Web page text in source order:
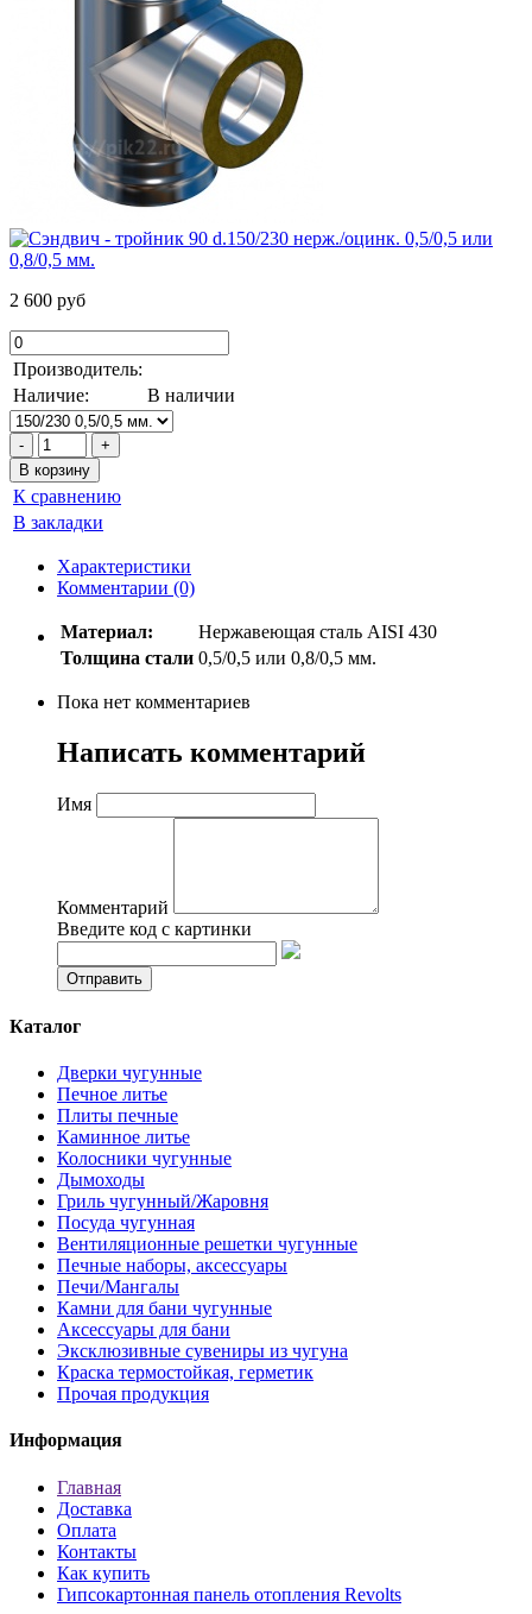
2 600 руб
Производитель:
Наличие:
В наличии
К сравнению
В закладки
Характеристики
Комментарии (0)
Материал:
Нержавеющая сталь AISI 430
Толщина стали 0,5/0,5 или 0,8/0,5 мм.
Пока нет комментариев
Написать комментарий
Имя
Комментарий
Введите код с картинки
Каталог
Дверки чугунные
Печное литье
Плиты печные
Каминное литье
Колосники чугунные
Дымоходы
Гриль чугунный/Жаровня
Посуда чугунная
Вентиляционные решетки чугунные
Печные наборы, аксессуары
Печи/Мангалы
Камни для бани чугунные
Аксессуары для бани
Эксклюзивные сувениры из чугуна
Краска термостойкая, герметик
Прочая продукция
Информация
Главная
Доставка
Оплата
Контакты
Как купить
Гипсокартонная панель отопления Revolts